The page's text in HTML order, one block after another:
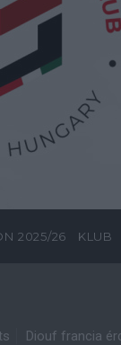
2025/26 KLUB
Diouf francia